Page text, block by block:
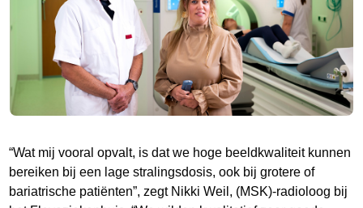
“Wat mij vooral opvalt, is dat we hoge beeldkwaliteit kunnen
bereiken bij een lage stralingsdosis, ook bij grotere of
bariatrische patiënten”, zegt Nikki Weil, (MSK)-radioloog bij